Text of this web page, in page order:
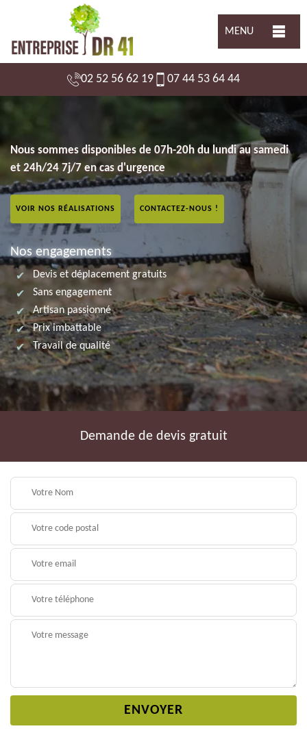
MENU
02 52 56 62 19 07 44 53 64 44
Nous sommes disponibles de 07h-20h du lundi au samedi
et 24h/24 7j/7 en cas d'urgence
VOIR NOS RÉALISATIONS CONTACTEZ-NOUS !
Nos engagements
Devis et déplacement gratuits
Sans engagement
Artisan passionné
Prix imbattable
Travail de qualité
Demande de devis gratuit